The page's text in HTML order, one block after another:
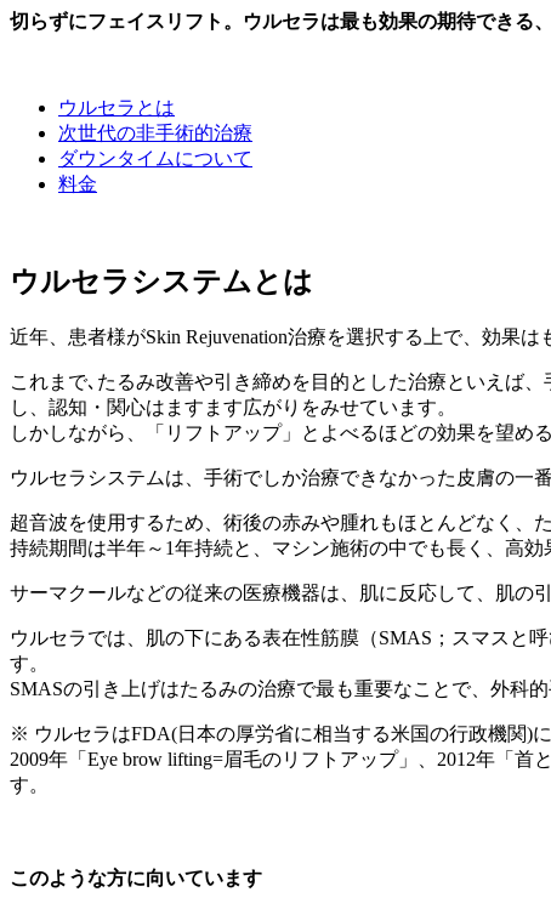
切らずにフェイスリフト。ウルセラは最も効果の期待できる
ウルセラとは
次世代の非手術的治療
ダウンタイムについて
料金
ウルセラシステムとは
近年、患者様がSkin Rejuvenation治療を選択する上で、効果
これまで､たるみ改善や引き締めを目的とした治療といえば
し、認知・関心はますます広がりをみせています。
しかしながら、「リフトアップ」とよべるほどの効果を望め
ウルセラシステムは、手術でしか治療できなかった皮膚の一
超音波を使用するため、術後の赤みや腫れもほとんどなく、
持続期間は半年～1年持続と、マシン施術の中でも長く、高効
サーマクールなどの従来の医療機器は、肌に反応して、肌の
ウルセラでは、肌の下にある表在性筋膜（SMAS；スマスと
す。
SMASの引き上げはたるみの治療で最も重要なことで、外科
※ ウルセラはFDA(日本の厚労省に相当する米国の行政機関)
2009年「Eye brow lifting=眉毛のリフトアップ」、2012年「
す。
このような方に向いています